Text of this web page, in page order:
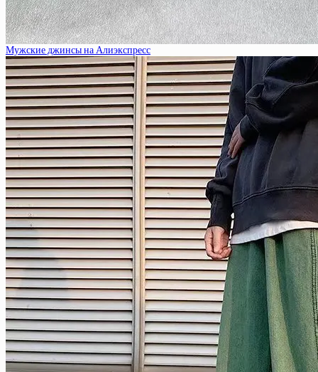
Мужские джинсы на Алиэкспресс